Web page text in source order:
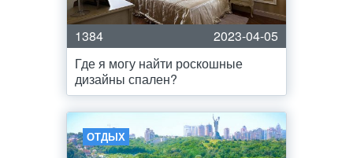
1384
2023-04-05
Где я могу найти роскошные
дизайны спален?
ОТДЫХ